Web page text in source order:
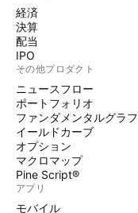
経済
決算
配当
IPO
その他プロダクト
ニュースフロー
ポートフォリオ
ファンダメンタルグラフ
イールドカーブ
オプション
マクロマップ
Pine Script®
アプリ
モバイル